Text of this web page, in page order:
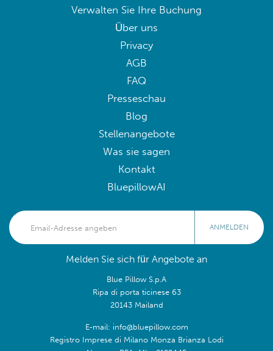
Verwalten Sie Ihre Buchung
Über uns
Privacy
AGB
FAQ
Presseschau
Blog
Stellenangebote
Was sie sagen
Kontakt
BluepillowAI
ANMELDEN
Melden Sie sich für Angebote an
Blue Pillow S.p.A
Ripa di porta ticinese 63
20143 Mailand
E-mail: info@bluepillow.com
Registro Imprese di Milano Monza Brianza Lodi